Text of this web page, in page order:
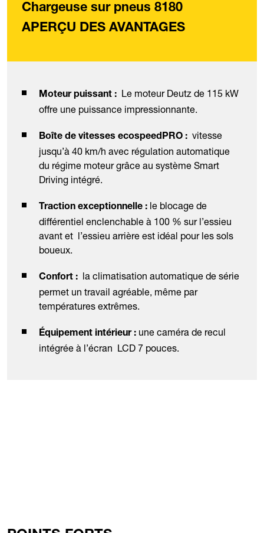
Chargeuse sur pneus 8180
APERÇU DES AVANTAGES
Moteur puissant : Le moteur Deutz de 115 kW
offre une puissance impressionnante.
Boîte de vitesses ecospeedPRO : vitesse
jusqu’à 40 km/h avec régulation automatique
du régime moteur grâce au système Smart
Driving intégré.
Traction exceptionnelle : le blocage de
différentiel enclenchable à 100 % sur l’essieu
avant et l’essieu arrière est idéal pour les sols
boueux.
Confort : la climatisation automatique de série
permet un travail agréable, même par
températures extrêmes.
Équipement intérieur : une caméra de recul
intégrée à l’écran LCD 7 pouces.